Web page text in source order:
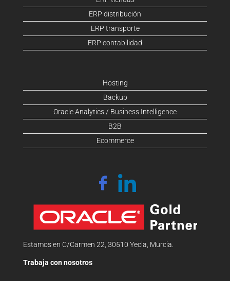
ERP distribución
ERP transporte
ERP contabilidad
Hosting
Backup
Oracle Analytics / Business Intelligence
B2B
Ecommerce
Estamos en C/Carmen 22, 30510 Yecla, Murcia.
Trabaja con nosotros